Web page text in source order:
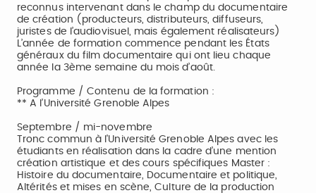
reconnus intervenant dans le champ du documentaire
de création (producteurs, distributeurs, diffuseurs,
juristes de l’audiovisuel, mais également réalisateurs)
L’année de formation commence pendant les États
généraux du film documentaire qui ont lieu chaque
année la 3ème semaine du mois d’août.
Programme / Contenu de la formation :
** A l’Université Grenoble Alpes
Septembre / mi-novembre
Tronc commun à l'Université Grenoble Alpes avec les
étudiants en réalisation dans la cadre d’une mention
création artistique et des cours spécifiques Master :
Histoire du documentaire, Documentaire et politique,
Altérités et mises en scène, Culture de la production